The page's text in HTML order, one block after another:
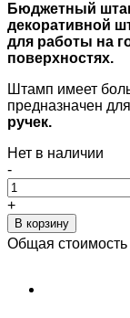
Бюджетный
декоративной
для работы на
поверхностях.
Штамп имеет
предназначен
ручек.
Нет в наличии
-
+
В корзину
Общая стоимость